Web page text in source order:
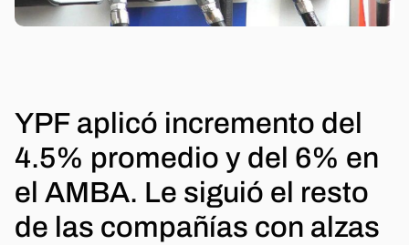
YPF aplicó incremento del
4.5% promedio y del 6% en
el AMBA. Le siguió el resto
de las compañías con alzas